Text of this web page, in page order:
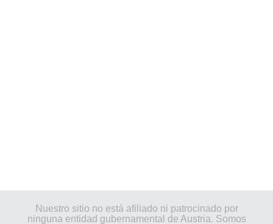
Nuestro sitio no está afiliado ni patrocinado por
ninguna entidad gubernamental de Austria. Somos